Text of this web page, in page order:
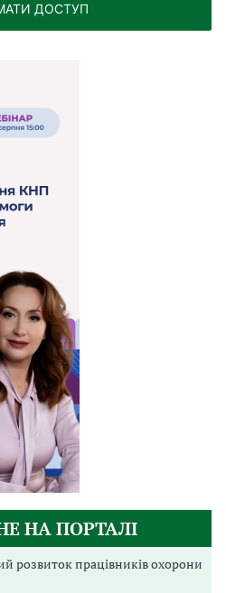
ДОСТУП
НА ПОРТАЛІ
розвиток працівників охорони